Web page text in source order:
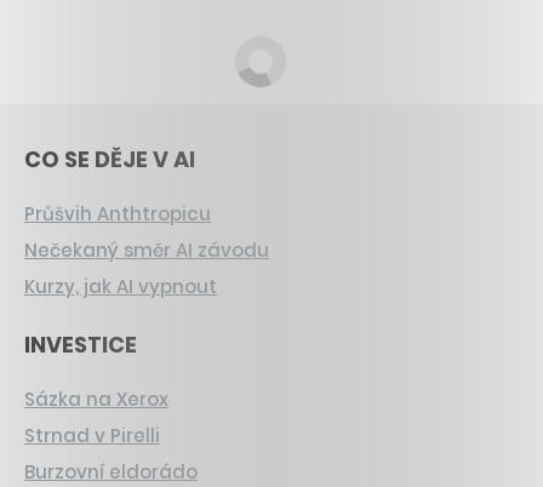
CO SE DĚJE V AI
Průšvih Anthtropicu
Nečekaný směr AI závodu
Kurzy, jak AI vypnout
INVESTICE
Sázka na Xerox
Strnad v Pirelli
Burzovní eldorádo